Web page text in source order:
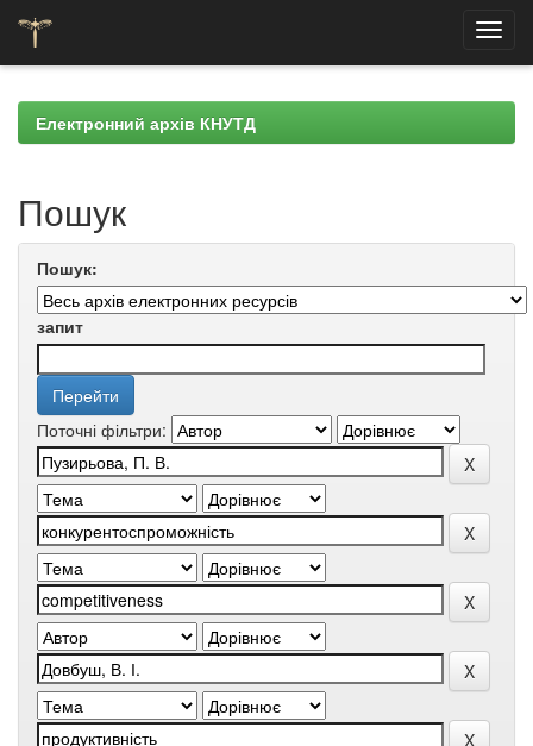
navigationЕлектронний архів КНУТД
Пошук
Пошук:
запит
Поточні фільтри: